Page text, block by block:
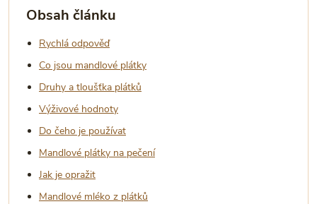
Obsah článku
Rychlá odpověď
Co jsou mandlové plátky
Druhy a tloušťka plátků
Výživové hodnoty
Do čeho je používat
Mandlové plátky na pečení
Jak je opražit
Mandlové mléko z plátků